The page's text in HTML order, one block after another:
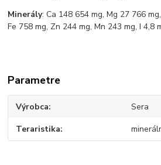
Minerály: Ca 148 654 mg, Mg 27 766
Fe 758 mg, Zn 244 mg, Mn 243 mg, I 4,8
Parametre
Výrobca Sera
Teraristika